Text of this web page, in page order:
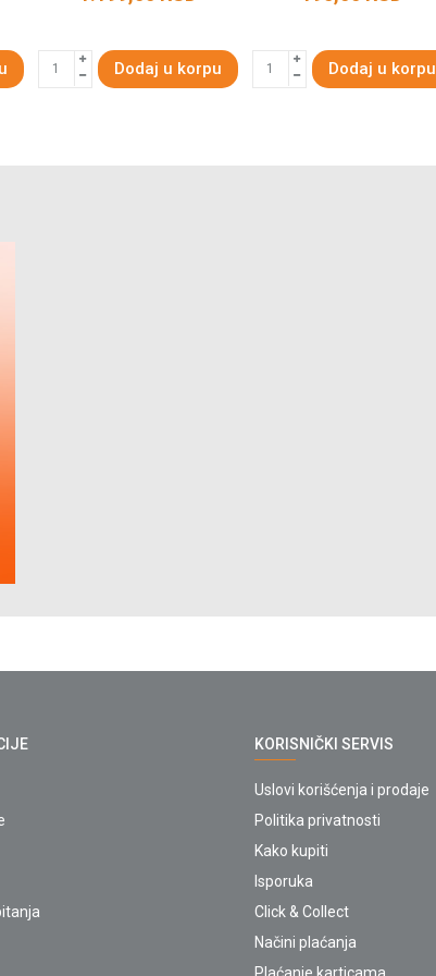
Dodaj u korpu Dodaj u korpu
KORISNIČKI SERVIS
Uslovi korišćenja i prodaje
Politika privatnosti
Kako kupiti
Isporuka
Click & Collect
Načini plaćanja